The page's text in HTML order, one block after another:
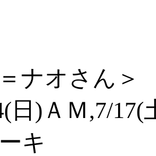
ナオさん＞
日) ＡＭ,7/17(
キ